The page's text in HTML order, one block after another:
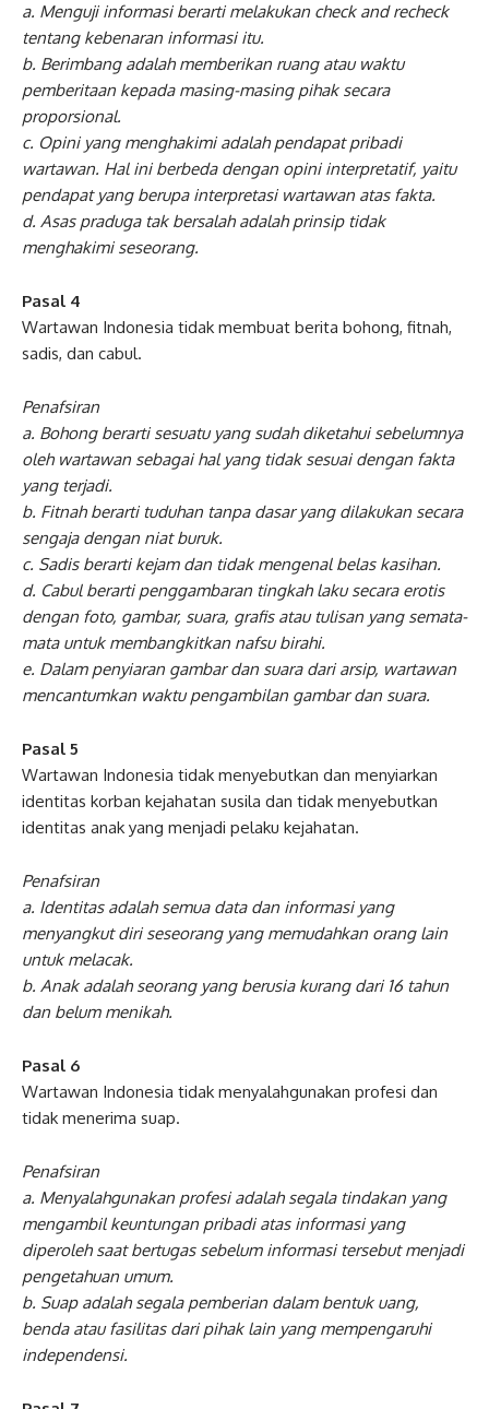
a. Menguji informasi berarti melakukan check and recheck
tentang kebenaran informasi itu.
b. Berimbang adalah memberikan ruang atau waktu
pemberitaan kepada masing-masing pihak secara
proporsional.
c. Opini yang menghakimi adalah pendapat pribadi
wartawan. Hal ini berbeda dengan opini interpretatif, yaitu
pendapat yang berupa interpretasi wartawan atas fakta.
d. Asas praduga tak bersalah adalah prinsip tidak
menghakimi seseorang.
Pasal 4
Wartawan Indonesia tidak membuat berita bohong, fitnah,
sadis, dan cabul.
Penafsiran
a. Bohong berarti sesuatu yang sudah diketahui sebelumnya
oleh wartawan sebagai hal yang tidak sesuai dengan fakta
yang terjadi.
b. Fitnah berarti tuduhan tanpa dasar yang dilakukan secara
sengaja dengan niat buruk.
c. Sadis berarti kejam dan tidak mengenal belas kasihan.
d. Cabul berarti penggambaran tingkah laku secara erotis
dengan foto, gambar, suara, grafis atau tulisan yang semata-
mata untuk membangkitkan nafsu birahi.
e. Dalam penyiaran gambar dan suara dari arsip, wartawan
mencantumkan waktu pengambilan gambar dan suara.
Pasal 5
Wartawan Indonesia tidak menyebutkan dan menyiarkan
identitas korban kejahatan susila dan tidak menyebutkan
identitas anak yang menjadi pelaku kejahatan.
Penafsiran
a. Identitas adalah semua data dan informasi yang
menyangkut diri seseorang yang memudahkan orang lain
untuk melacak.
b. Anak adalah seorang yang berusia kurang dari 16 tahun
dan belum menikah.
Pasal 6
Wartawan Indonesia tidak menyalahgunakan profesi dan
tidak menerima suap.
Penafsiran
a. Menyalahgunakan profesi adalah segala tindakan yang
mengambil keuntungan pribadi atas informasi yang
diperoleh saat bertugas sebelum informasi tersebut menjadi
pengetahuan umum.
b. Suap adalah segala pemberian dalam bentuk uang,
benda atau fasilitas dari pihak lain yang mempengaruhi
independensi.